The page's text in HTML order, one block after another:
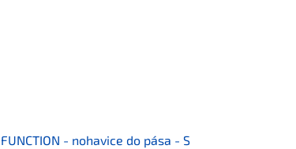
FUNCTION - nohavice do pása - S